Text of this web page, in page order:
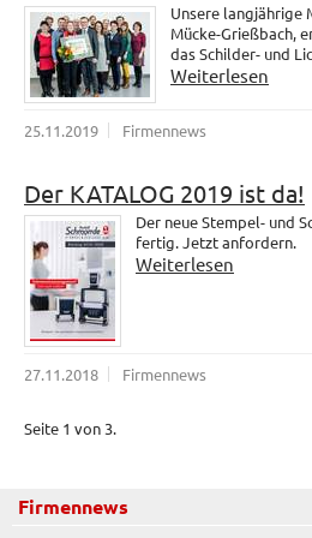
Unsere langjährige
Mücke-Grießbach,
das Schilder- und
Weiterlesen
25.11.2019 Firmennews
Der KATALOG 2019 ist da!
Der neue Stempel- und
fertig. Jetzt anfordern.
Weiterlesen
27.11.2018 Firmennews
Seite 1 von 3.
Firmennews